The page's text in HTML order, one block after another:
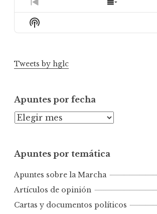
Previous
Episode
Show
Episodes
Show
Podcast
Tweets by hglc
Apuntes por fecha
A
n
e
s
p
Apuntes por temática
Apuntes sobre la Marcha
Artículos de opinión
Cartas y documentos políticos